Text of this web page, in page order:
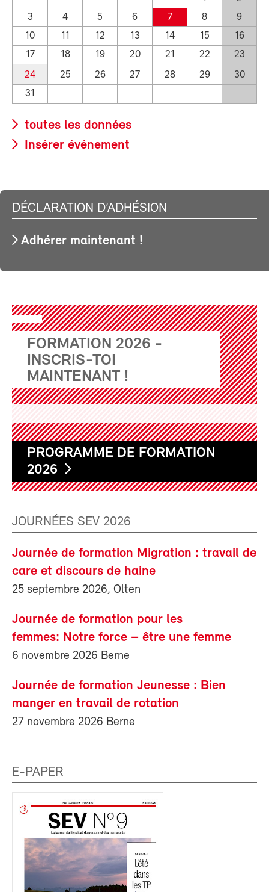
3
4 5 6 7 8
9
10
11 12 13 14 15
16
17
18 19 20 21 22
23
24
25 26 27 28 29
30
31
toutes les données
Insérer événement
DÉCLARATION D’ADHÉSION
Adhérer maintenant !
FORMATION 2026 -
INSCRIS-TOI
MAINTENANT !
PROGRAMME DE FORMATION
2026
JOURNÉES SEV 2026
Journée de formation Migration : travail de
care et discours de haine
25 septembre 2026, Olten
Journée de formation pour les
femmes: Notre force – être une femme
6 novembre 2026 Berne
Journée de formation Jeunesse : Bien
manger en travail de rotation
27 novembre 2026 Berne
E-PAPER